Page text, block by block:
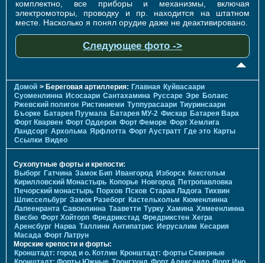
комплектно, все приборы и механизмы, включая
электромоторы, проводку и пр. находится на штатном
месте. Насколько я понял орудие даже не деактивировано.
Следующее фото ->
Домой > Береговая артиллерия: Главная Куйвасаари
Суоменлиннa Исосаари Сантахамина Руссаре Эре Болакс
Ржевский полигон Ристиниеми Туппурасаари Тиуринсаари
Бъорке Батарея Пуумала Батарея МУ-2 Фискар Батарея Вара
Форт Кварвен Форт Оддероя Форт Феморе Форт Хемлига
Ландсорт Архольма Ярфлотта Форт Аустратт Где это Карты
Ссылки Видео
Сухопутные форты и крепости:
Выборг Гатчина Замок Бип Ивангород Изборск Кексгольм
Кирилловский Монастырь Копорье Новгород Петропавловка
Печорcкий монастырь Порхов Псков Старая Ладога Тихвин
Шлиссельбург Замок Разеборг Кастельхольм Кюменлинна
Лапеенранта Савонлинна Тааветти Турку Хамина Хямеенлинна
Висбю Форт Хойторп Фредрикстад Фредрикстен Хегра
Аренсбург Нарва Таллинн Антипатрис Иерусалим Кесария
Масада Форт Латрун
Морские крепости и форты:
Кронштадт: город и о. Котлин Кронштадт: форты Северные